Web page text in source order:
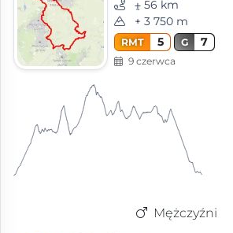
⨦ 56 km
+ 3 750 m
RMT 5 G 7
9 czerwca
Mężczyźni